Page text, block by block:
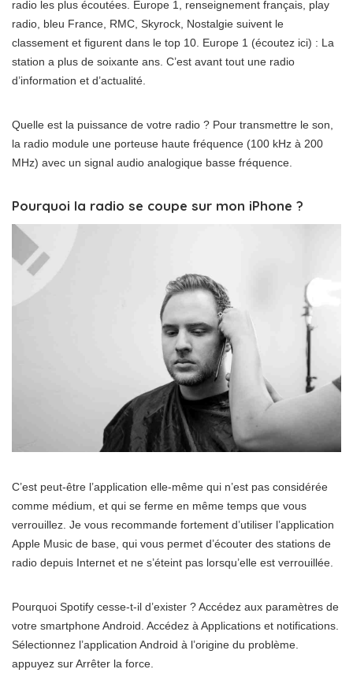
radio les plus écoutées. Europe 1, renseignement français, play
radio, bleu France, RMC, Skyrock, Nostalgie suivent le
classement et figurent dans le top 10. Europe 1 (écoutez ici) : La
station a plus de soixante ans. C’est avant tout une radio
d’information et d’actualité.
Quelle est la puissance de votre radio ? Pour transmettre le son,
la radio module une porteuse haute fréquence (100 kHz à 200
MHz) avec un signal audio analogique basse fréquence.
Pourquoi la radio se coupe sur mon iPhone ?
C’est peut-être l’application elle-même qui n’est pas considérée
comme médium, et qui se ferme en même temps que vous
verrouillez. Je vous recommande fortement d’utiliser l’application
Apple Music de base, qui vous permet d’écouter des stations de
radio depuis Internet et ne s’éteint pas lorsqu’elle est verrouillée.
Pourquoi Spotify cesse-t-il d’exister ? Accédez aux paramètres de
votre smartphone Android. Accédez à Applications et notifications.
Sélectionnez l’application Android à l’origine du problème.
appuyez sur Arrêter la force.